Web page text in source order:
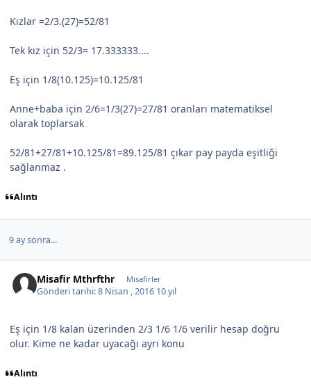
Kızlar =2/3.(27)=52/81
Tek kız için 52/3= 17.333333....
Eş için 1/8(10.125)=10.125/81
Anne+baba için 2/6=1/3(27)=27/81 oranları matematiksel
olarak toplarsak
52/81+27/81+10.125/81=89.125/81 çıkar pay payda eşitliği
sağlanmaz .
Alıntı
9 ay sonra...
Misafir Mthrfthr Misafirler
Gönderi tarihi:8 Nisan , 2016 10 yıl
Eş için 1/8 kalan üzerinden 2/3 1/6 1/6 verilir hesap doğru
olur. Kime ne kadar uyacağı ayrı konu
Alıntı